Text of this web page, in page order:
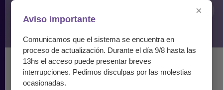
×
Aviso importante
Comunicamos que el sistema se encuentra en
proceso de actualización. Durante el día 9/8 hasta las
13hs el acceso puede presentar breves
interrupciones. Pedimos disculpas por las molestias
ocasionadas.
ACTUAL NÚMEROS ANTERIORES
PARA LECTORES